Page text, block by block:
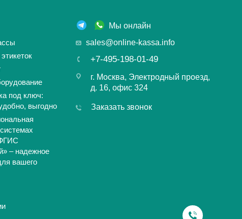
под ключ:
выгодно
– надежное
вашего
Мы онлайн
sales@online-kassa.info
+7-495-198-01-49
г. Москва, Электродный проезд,
д. 16, офис 324
Заказать звонок